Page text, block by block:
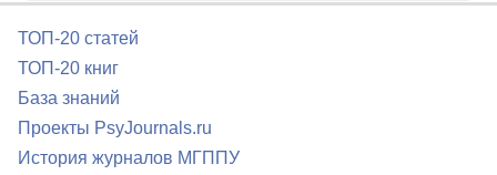
ТОП-20 статей
ТОП-20 книг
База знаний
Проекты PsyJournals.ru
История журналов МГППУ